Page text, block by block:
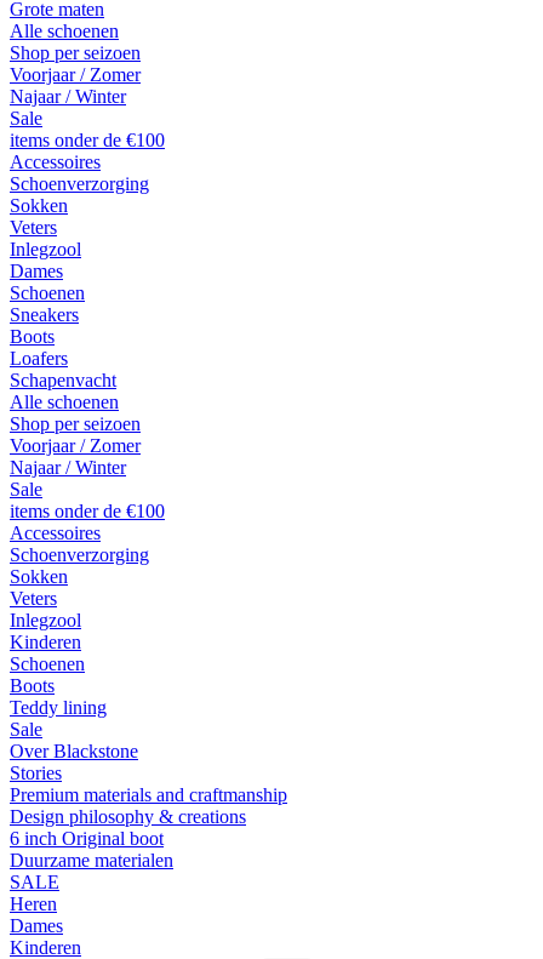
Grote maten
Alle schoenen
Shop per seizoen
Voorjaar / Zomer
Najaar / Winter
Sale
items onder de €100
Accessoires
Schoenverzorging
Sokken
Veters
Inlegzool
Dames
Schoenen
Sneakers
Boots
Loafers
Schapenvacht
Alle schoenen
Shop per seizoen
Voorjaar / Zomer
Najaar / Winter
Sale
items onder de €100
Accessoires
Schoenverzorging
Sokken
Veters
Inlegzool
Kinderen
Schoenen
Boots
Teddy lining
Sale
Over Blackstone
Stories
Premium materials and craftmanship
Design philosophy & creations
6 inch Original boot
Duurzame materialen
SALE
Heren
Dames
Kinderen